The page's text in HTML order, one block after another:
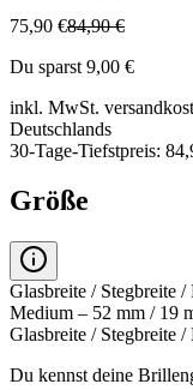
75,90 €84,90 €
Du sparst 9,00 €
inkl. MwSt.
Deutschlands
30-Tage-Tiefstpreis:
Größe
Glasbreite / Stegbreite /
Medium – 52 mm / 19
Glasbreite / Stegbreite /
Du kennst deine